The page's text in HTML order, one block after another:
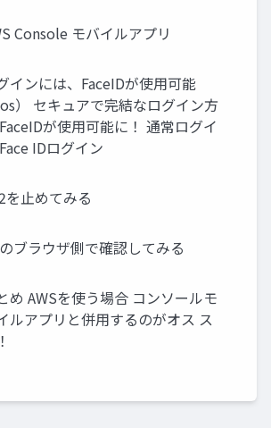
Console モバイルアプリ
インには、FaceIDが使用可能
ios） セキュアで完結なログイン方
が使用可能に！ 通常ログイ
IDログイン
を止めてみる
ブラウザ側で確認してみる
め AWSを使う場合 コンソールモ
ルアプリと併用するのがオス ス